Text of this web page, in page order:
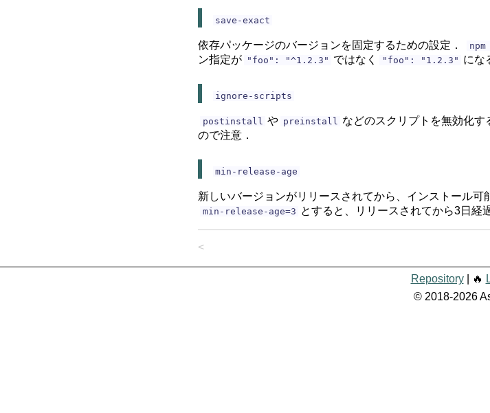
save-exact
依存パッケージのバージョンを固定するための設定．
ン指定が "foo": "^1.2.3" ではなく "foo": "1.2.3" にな
ignore-scripts
postinstall や preinstall などのスクリプトを無効化す
ので注意．
min-release-age
新しいバージョンがリリースされてから、インストール可
min-release-age=3 とすると、リリースされてから3日経
<
Repository| 🔥
© 2018-2026